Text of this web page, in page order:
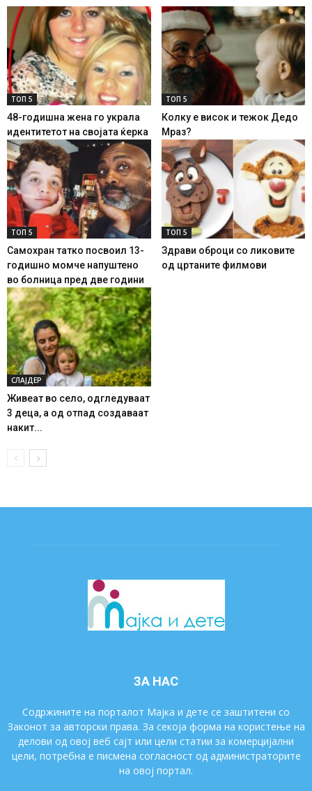
ТОП 5
48-годишна жена го украла
идентитетот на својата ќерка
ТОП 5
Колку е висок и тежок Дедо
Мраз?
ТОП 5
Самохран татко посвоил 13-
годишно момче напуштено
во болница пред две години
ТОП 5
Здрави оброци со ликовите
од цртаните филмови
СЛАЈДЕР
Живеат во село, одгледуваат
3 деца, а од отпад создаваат
накит...
ЗА НАС
Содржините на порталот Мајка и дете се заштитени со
Законот за авторски права. За секоја форма на користење на
делови од овој веб сајт или цели статии за комерцијални
цели, потребна е писмена согласност од администраторите
на овој портал.